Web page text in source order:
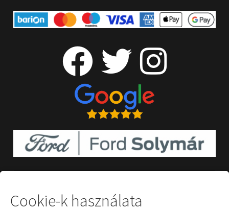
Cookie-k használata